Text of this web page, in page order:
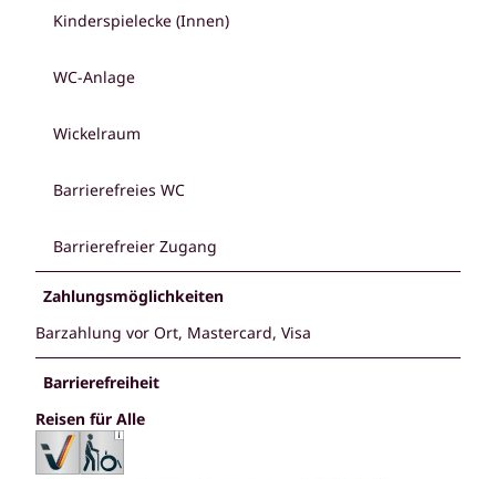
Kinderspielecke (Innen)
WC-Anlage
Wickelraum
Barrierefreies WC
Barrierefreier Zugang
Zahlungsmöglichkeiten
Barzahlung vor Ort, Mastercard, Visa
Barrierefreiheit
Reisen für Alle